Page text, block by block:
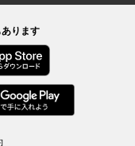
ります